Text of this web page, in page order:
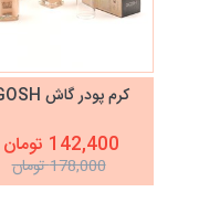
کرم پودر گاش GOSH
142,400 تومان
178,000 تومان